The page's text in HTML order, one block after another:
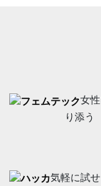
女
り添う
気軽に試